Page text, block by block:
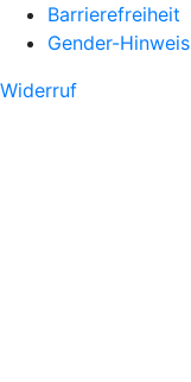
Barrierefreiheit
Gender-Hinweis
Widerruf